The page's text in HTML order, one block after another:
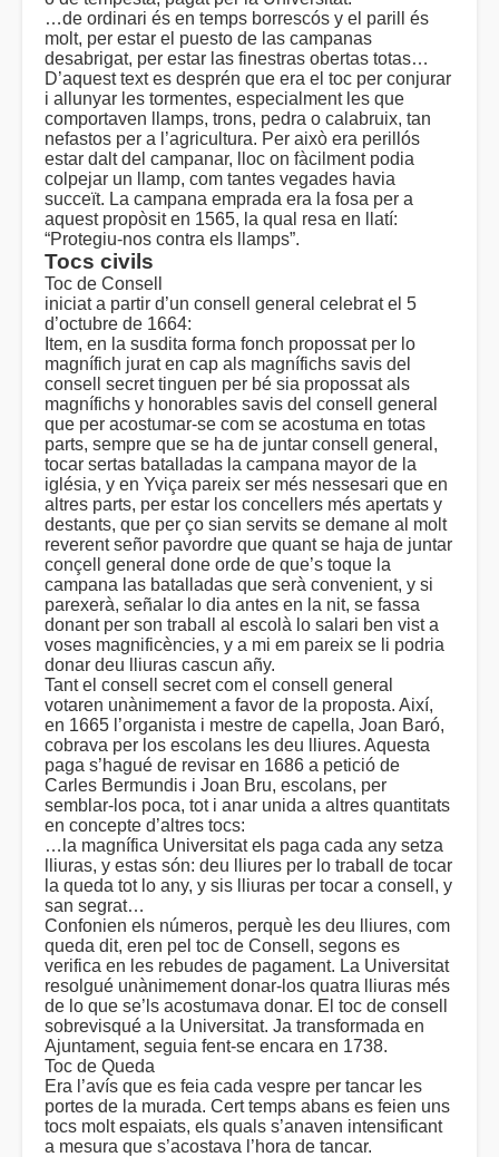
…de ordinari és en temps borrescós y el parill és
molt, per estar el puesto de las campanas
desabrigat, per estar las finestras obertas totas…
D’aquest text es desprén que era el toc per conjurar
i allunyar les tormentes, especialment les que
comportaven llamps, trons, pedra o calabruix, tan
nefastos per a l’agricultura. Per això era perillós
estar dalt del campanar, lloc on fàcilment podia
colpejar un llamp, com tantes vegades havia
succeït. La campana emprada era la fosa per a
aquest propòsit en 1565, la qual resa en llatí:
“Protegiu-nos contra els llamps”.
Tocs civils
Toc de Consell
iniciat a partir d’un consell general celebrat el 5
d’octubre de 1664:
Item, en la susdita forma fonch propossat per lo
magnífich jurat en cap als magnífichs savis del
consell secret tinguen per bé sia propossat als
magnífichs y honorables savis del consell general
que per acostumar-se com se acostuma en totas
parts, sempre que se ha de juntar consell general,
tocar sertas batalladas la campana mayor de la
iglésia, y en Yviça pareix ser més nessesari que en
altres parts, per estar los concellers més apertats y
destants, que per ço sian servits se demane al molt
reverent señor pavordre que quant se haja de juntar
conçell general done orde de que’s toque la
campana las batalladas que serà convenient, y si
parexerà, señalar lo dia antes en la nit, se fassa
donant per son traball al escolà lo salari ben vist a
voses magnificències, y a mi em pareix se li podria
donar deu lliuras cascun añy.
Tant el consell secret com el consell general
votaren unànimement a favor de la proposta. Així,
en 1665 l’organista i mestre de capella, Joan Baró,
cobrava per los escolans les deu lliures. Aquesta
paga s’hagué de revisar en 1686 a petició de
Carles Bermundis i Joan Bru, escolans, per
semblar-los poca, tot i anar unida a altres quantitats
en concepte d’altres tocs:
…la magnífica Universitat els paga cada any setza
lliuras, y estas són: deu lliures per lo traball de tocar
la queda tot lo any, y sis lliuras per tocar a consell, y
san segrat…
Confonien els números, perquè les deu lliures, com
queda dit, eren pel toc de Consell, segons es
verifica en les rebudes de pagament. La Universitat
resolgué unànimement donar-los quatra lliuras més
de lo que se’ls acostumava donar. El toc de consell
sobrevisqué a la Universitat. Ja transformada en
Ajuntament, seguia fent-se encara en 1738.
Toc de Queda
Era l’avís que es feia cada vespre per tancar les
portes de la murada. Cert temps abans es feien uns
tocs molt espaiats, els quals s’anaven intensificant
a mesura que s’acostava l’hora de tancar.